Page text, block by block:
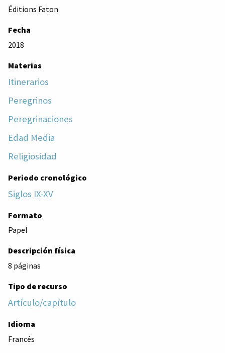
Éditions Faton
Fecha
2018
Materias
Itinerarios
Peregrinos
Peregrinaciones
Edad Media
Religiosidad
Periodo cronológico
Siglos IX-XV
Formato
Papel
Descripción física
8 páginas
Tipo de recurso
Artículo/capítulo
Idioma
Francés